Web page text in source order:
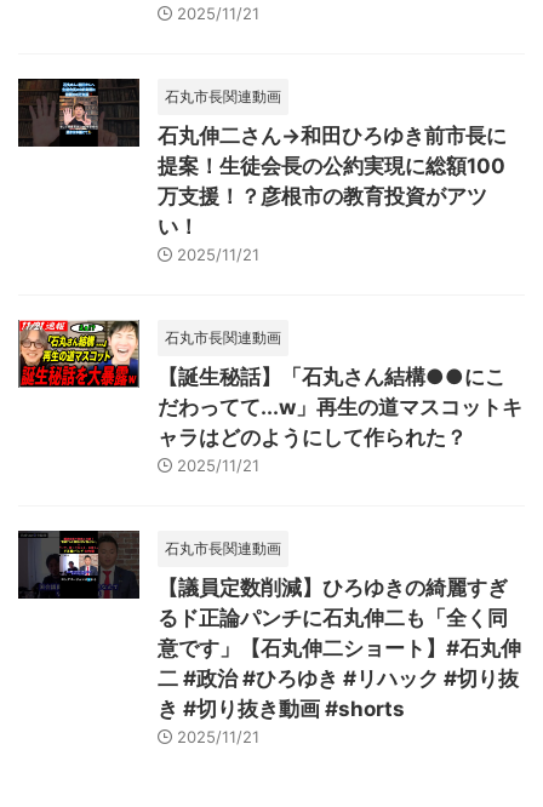
2025/11/21
石丸市長関連動画
石丸伸二さん→和田ひろゆき前市長に
提案！生徒会長の公約実現に総額100
万支援！？彦根市の教育投資がアツ
い！
2025/11/21
石丸市長関連動画
【誕生秘話】「石丸さん結構●●にこ
だわってて...w」再生の道マスコットキ
ャラはどのようにして作られた？
2025/11/21
石丸市長関連動画
【議員定数削減】ひろゆきの綺麗すぎ
るド正論パンチに石丸伸二も「全く同
意です」【石丸伸二ショート】#石丸伸
二 #政治 #ひろゆき #リハック #切り抜
き #切り抜き動画 #shorts
2025/11/21